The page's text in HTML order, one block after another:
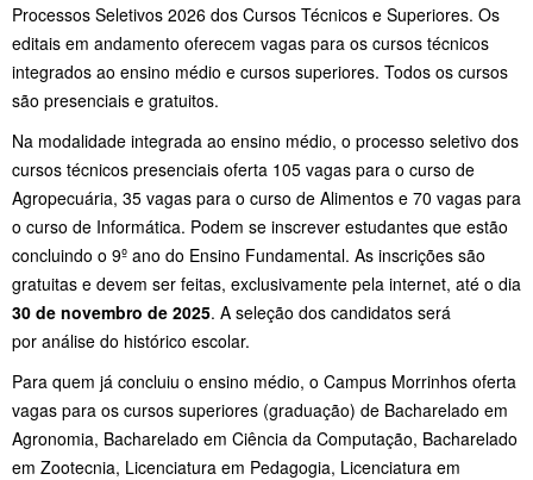
Processos Seletivos 2026 dos Cursos Técnicos e Superiores. Os
editais em andamento oferecem vagas para os cursos técnicos
integrados ao ensino médio e cursos superiores. Todos os cursos
são presenciais e gratuitos.
Na modalidade integrada ao ensino médio, o processo seletivo dos
cursos técnicos presenciais oferta 105 vagas para o curso de
Agropecuária, 35 vagas para o curso de Alimentos e 70 vagas para
o curso de Informática. Podem se inscrever estudantes que estão
concluindo o 9º ano do Ensino Fundamental. As inscrições são
gratuitas e devem ser feitas, exclusivamente pela internet, até o dia
30 de novembro de 2025. A seleção dos candidatos será
por análise do histórico escolar.
Para quem já concluiu o ensino médio, o Campus Morrinhos oferta
vagas para os cursos superiores (graduação) de Bacharelado em
Agronomia, Bacharelado em Ciência da Computação, Bacharelado
em Zootecnia, Licenciatura em Pedagogia, Licenciatura em